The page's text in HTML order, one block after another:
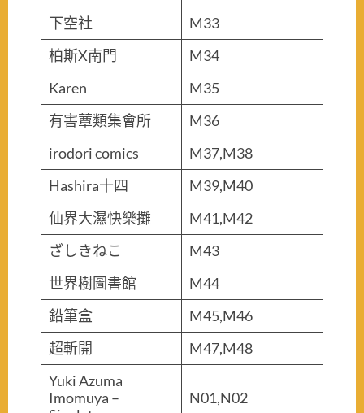
下空社
M33
柏斯X南門
M34
Karen
M35
有害蕈類集會所
M36
irodori comics
M37,M38
Hashira十四
M39,M40
仙界大濕快樂攤
M41,M42
ざしきねこ
M43
世界樹圖書館
M44
鉛筆盒
M45,M46
超斬開
M47,M48
Yuki Azuma
Imomuya –
N01,N02